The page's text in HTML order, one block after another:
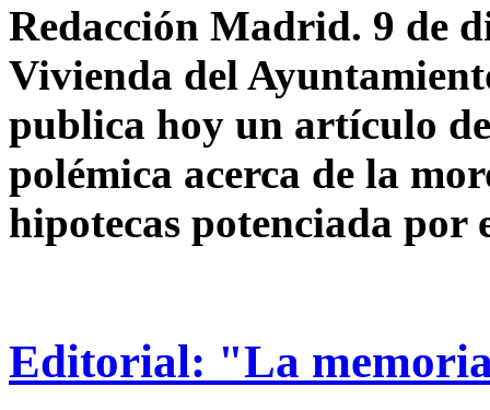
Redacción Madrid. 9 de
Vivienda del
publica hoy un artículo
polémica acerca de la
hipotecas potenciada por
Editorial: "La